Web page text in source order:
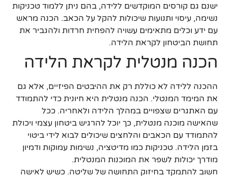
ישנם גם קורסים המוקדשים ללידה, בהם ניתן ללמוד טכניקות
נשימה, עיסוי ותנועות שיכולות להקל על הכאב. הכנה מראש
עם ידע וכלים מתאימים עשויה להפחית חרדות ולהגביר את
תחושת הביטחון לקראת הלידה.
הכנה מנטלית לקראת הלידה
ההכנה ללידה לא כוללת רק את ההיבטים הפיזיים, אלא גם
את המימד המנטלי. הכנה מנטלית היא חיונית כדי להתמודד
עם האתגרים שצפויים במהלך הלידה ולאחריה. ככל
שהאישה מוכנה מנטלית, כך יוכל להרגיש ביטחון עצמי ויכולת
להתמודד עם הכאבים והלחצים שיכולים לבוא לידי ביטוי
בזמן הלידה. טכניקות כמו מדיטציה, נשימות עמוקות ודמיון
מודרך יכולות לשפר את המוכנות המנטלית.
חשוב להתמקד בחיזוק התחושה של שליטה. כשיש לאישה